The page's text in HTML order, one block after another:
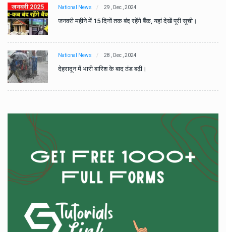
National News 29 , Dec , 2024
जनवरी महीने में 15 दिनों तक बंद रहेंगे बैंक, यहां देखें पूरी सूची।
National News 28 , Dec , 2024
देहरादून में भारी बारिश के बाद ठंड बढ़ी।